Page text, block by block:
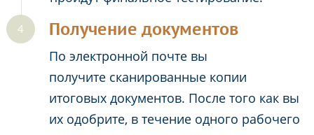
Получение документов
По электронной почте вы
получите сканированные копии
итоговых документов. После того как вы
их одобрите, в течение одного рабочего